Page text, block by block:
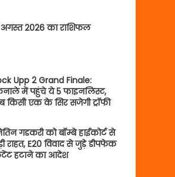
2026 का राशिफल
Upp 2 Grand Finale:
में पहुंचे ये 5 फाइनलिस्ट,
किसी एक के सिर सजेगी ट्रॉफी
गडकरी को बॉम्बे हाईकोर्ट से
राहत, E20 विवाद से जुड़े डीपफेक
हटाने का आदेश